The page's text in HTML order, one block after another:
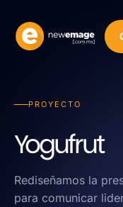
PROYECTO
Yogufrut
Rediseñamos la
para comunicar